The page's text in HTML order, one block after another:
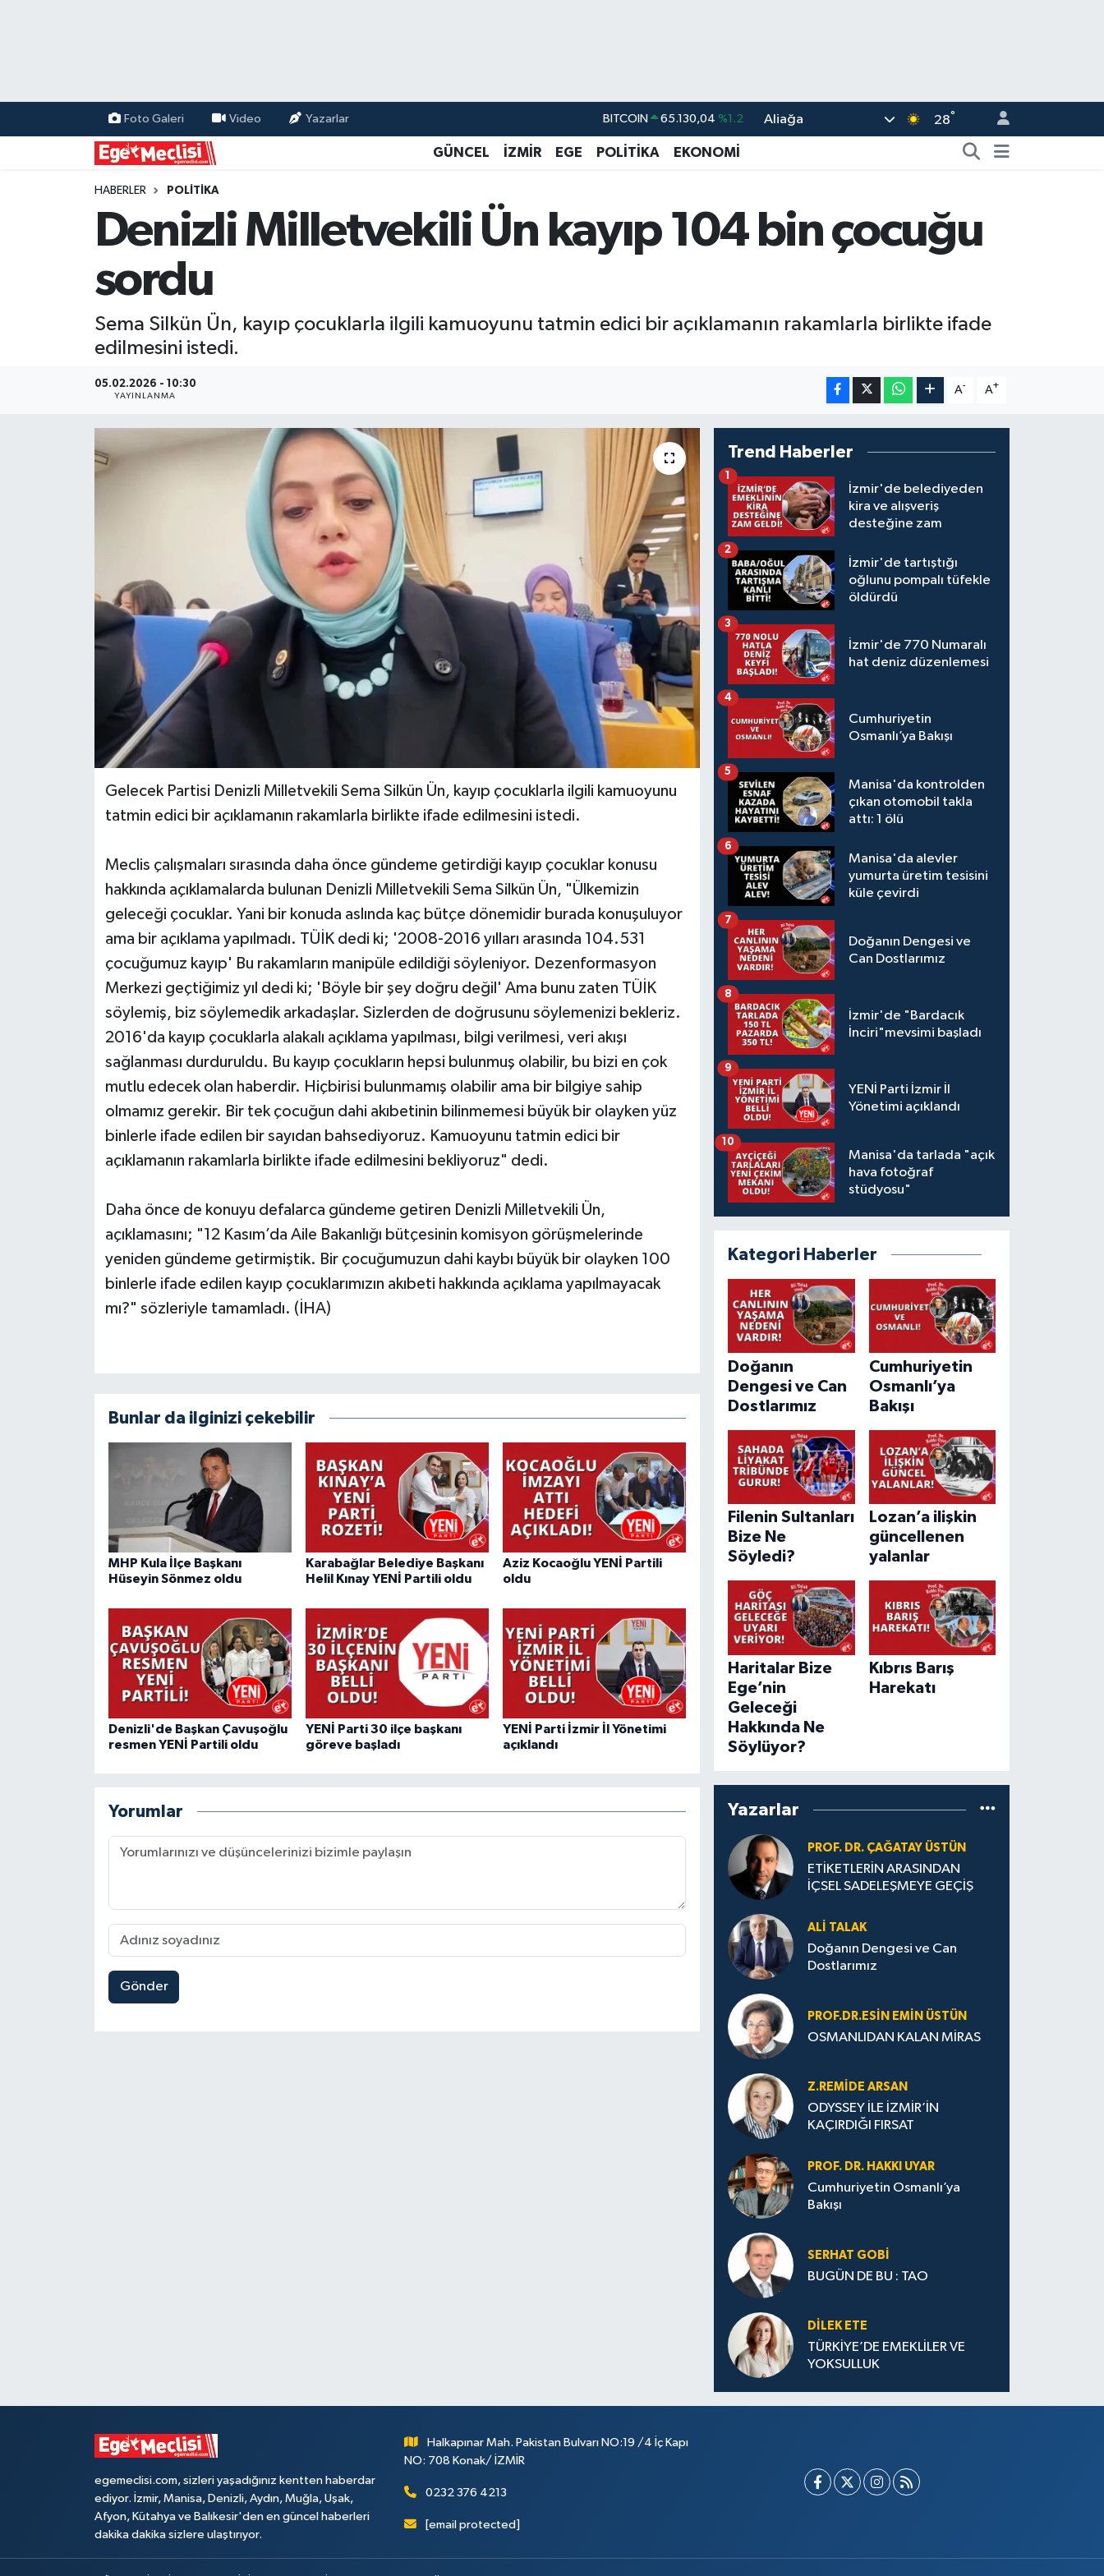
Foto Galeri Video Yazarlar BITCOIN 65.130,04 %1.2
DOLAR 47,7106 %0.17
GRAM ALTIN 6618.49 %2.12
Aliağa 28°
GÜNCEL İZMİR EGE POLİTİKA EKONOMİ
HABERLER POLİTİKA
Denizli Milletvekili Ün kayıp 104 bin çocuğu
sordu
Sema Silkün Ün, kayıp çocuklarla ilgili kamuoyunu tatmin edici bir açıklamanın rakamlarla birlikte ifade
edilmesini istedi.
05.02.2026 - 10:30
YAYINLANMA
A- A+
Gelecek Partisi Denizli Milletvekili Sema Silkün Ün, kayıp çocuklarla ilgili kamuoyunu
tatmin edici bir açıklamanın rakamlarla birlikte ifade edilmesini istedi.
Meclis çalışmaları sırasında daha önce gündeme getirdiği kayıp çocuklar konusu
hakkında açıklamalarda bulunan Denizli Milletvekili Sema Silkün Ün, "Ülkemizin
geleceği çocuklar. Yani bir konuda aslında kaç bütçe dönemidir burada konuşuluyor
ama bir açıklama yapılmadı. TÜİK dedi ki; '2008-2016 yılları arasında 104.531
çocuğumuz kayıp' Bu rakamların manipüle edildiği söyleniyor. Dezenformasyon
Merkezi geçtiğimiz yıl dedi ki; 'Böyle bir şey doğru değil' Ama bunu zaten TÜİK
söylemiş, biz söylemedik arkadaşlar. Sizlerden de doğrusunu söylemenizi bekleriz.
2016'da kayıp çocuklarla alakalı açıklama yapılması, bilgi verilmesi, veri akışı
sağlanması durduruldu. Bu kayıp çocukların hepsi bulunmuş olabilir, bu bizi en çok
mutlu edecek olan haberdir. Hiçbirisi bulunmamış olabilir ama bir bilgiye sahip
olmamız gerekir. Bir tek çocuğun dahi akıbetinin bilinmemesi büyük bir olayken yüz
binlerle ifade edilen bir sayıdan bahsediyoruz. Kamuoyunu tatmin edici bir
açıklamanın rakamlarla birlikte ifade edilmesini bekliyoruz" dedi.
Daha önce de konuyu defalarca gündeme getiren Denizli Milletvekili Ün,
açıklamasını; "12 Kasım’da Aile Bakanlığı bütçesinin komisyon görüşmelerinde
yeniden gündeme getirmiştik. Bir çocuğumuzun dahi kaybı büyük bir olayken 100
binlerle ifade edilen kayıp çocuklarımızın akıbeti hakkında açıklama yapılmayacak
mı?" sözleriyle tamamladı. (İHA)
Bunlar da ilginizi çekebilir
MHP Kula İlçe Başkanı
Hüseyin Sönmez oldu
Karabağlar Belediye Başkanı
Helil Kınay YENİ Partili oldu
Aziz Kocaoğlu YENİ Partili
oldu
Denizli'de Başkan Çavuşoğlu
resmen YENİ Partili oldu
YENİ Parti 30 ilçe başkanı
göreve başladı
YENİ Parti İzmir İl Yönetimi
açıklandı
Yorumlar
Gönder
Trend Haberler
İzmir'de belediyeden
kira ve alışveriş
desteğine zam
1
İzmir'de tartıştığı
oğlunu pompalı tüfekle
öldürdü
2
İzmir'de 770 Numaralı
hat deniz düzenlemesi
3
Cumhuriyetin
Osmanlı’ya Bakışı
4
Manisa'da kontrolden
çıkan otomobil takla
attı: 1 ölü
5
Manisa'da alevler
yumurta üretim tesisini
küle çevirdi
6
Doğanın Dengesi ve
Can Dostlarımız
7
İzmir'de "Bardacık
İnciri"mevsimi başladı
8
YENİ Parti İzmir İl
Yönetimi açıklandı
9
Manisa'da tarlada "açık
hava fotoğraf
stüdyosu"
10
Kategori Haberler
Doğanın
Dengesi ve Can
Dostlarımız
Cumhuriyetin
Osmanlı’ya
Bakışı
Filenin Sultanları
Bize Ne
Söyledi?
Lozan’a ilişkin
güncellenen
yalanlar
Haritalar Bize
Ege’nin
Geleceği
Hakkında Ne
Söylüyor?
Kıbrıs Barış
Harekatı
Yazarlar
PROF. DR. ÇAĞATAY ÜSTÜN
ETİKETLERİN ARASINDAN
İÇSEL SADELEŞMEYE GEÇİŞ
ALI TALAK
Doğanın Dengesi ve Can
Dostlarımız
PROF.DR.ESIN EMIN ÜSTÜN
OSMANLIDAN KALAN MİRAS
Z.REMIDE ARSAN
ODYSSEY İLE İZMİR’İN
KAÇIRDIĞI FIRSAT
PROF. DR. HAKKI UYAR
Cumhuriyetin Osmanlı’ya
Bakışı
SERHAT GOBİ
BUGÜN DE BU : TAO
DILEK ETE
TÜRKİYE’DE EMEKLİLER VE
YOKSULLUK
egemeclisi.com, sizleri yaşadığınız kentten haberdar
ediyor. İzmir, Manisa, Denizli, Aydın, Muğla, Uşak,
Afyon, Kütahya ve Balıkesir'den en güncel haberleri
dakika dakika sizlere ulaştırıyor.
Halkapınar Mah. Pakistan Bulvarı NO:19 /4 İç Kapı
NO: 708 Konak/ İZMİR
0232 376 4213
[email protected]
EKONOMİ
GÜNCEL
ÖZEL HABER
POLİTİKA
Programlar